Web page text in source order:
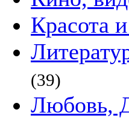
Красота
(39)
Любовь,